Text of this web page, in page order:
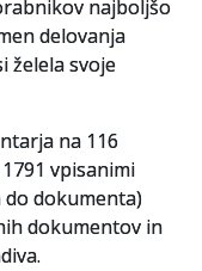
najboljšo
delovanja
želela svoje
na 116
vpisanimi
dokumenta)
dokumentov in